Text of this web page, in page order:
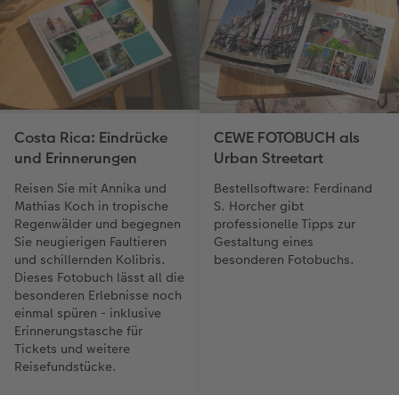
Costa Rica: Eindrücke
und Erinnerungen
Reisen Sie mit Annika und
Mathias Koch in tropische
Regenwälder und begegnen
Sie neugierigen Faultieren
und schillernden Kolibris.
Dieses Fotobuch lässt all die
besonderen Erlebnisse noch
einmal spüren - inklusive
Erinnerungstasche für
Tickets und weitere
Reisefundstücke.
CEWE FOTOBUCH als
Urban Streetart
Bestellsoftware: Ferdinand
S. Horcher gibt
professionelle Tipps zur
Gestaltung eines
besonderen Fotobuchs.